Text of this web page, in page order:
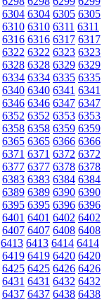
6304 6304 6305 6305
6310 6310 6311 6311
6316 6316 6317 6317
6322 6322 6323 6323
6328 6328 6329 6329
6334 6334 6335 6335
6340 6340 6341 6341
6346 6346 6347 6347
6352 6352 6353 6353
6358 6358 6359 6359
6365 6365 6366 6366
6371 6371 6372 6372
6377 6377 6378 6378
6383 6383 6384 6384
6389 6389 6390 6390
6395 6395 6396 6396
6401 6401 6402 6402
6407 6407 6408 6408
6413 6413 6414 6414
6419 6419 6420 6420
6425 6425 6426 6426
6431 6431 6432 6432
6437 6437 6438 6438